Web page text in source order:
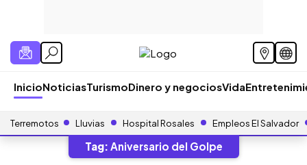
InicioNoticiasTurismoDinero y negociosVida
Terremotos Lluvias Hospital Rosales Empleos El Salvador
Tag: Aniversario del Golpe